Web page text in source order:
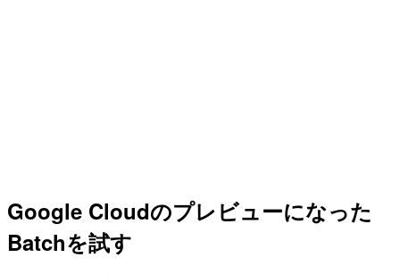
Google Cloudのプレビューになった
Batchを試す